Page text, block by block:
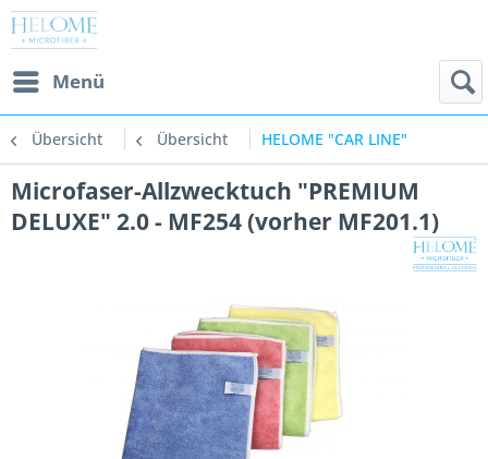
Menü
Übersicht Übersicht HELOME "CAR LINE"
Microfaser-Allzwecktuch "PREMIUM
DELUXE" 2.0 - MF254 (vorher MF201.1)